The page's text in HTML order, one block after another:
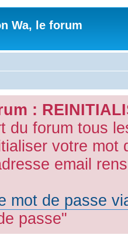
Wa, le forum
:
du forum tous
votre mot
email
mot de passe
passe"